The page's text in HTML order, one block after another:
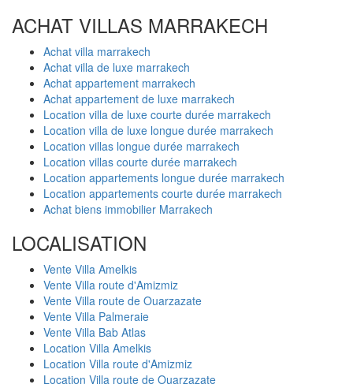
ACHAT VILLAS MARRAKECH
Achat villa marrakech
Achat villa de luxe marrakech
Achat appartement marrakech
Achat appartement de luxe marrakech
Location villa de luxe courte durée marrakech
Location villa de luxe longue durée marrakech
Location villas longue durée marrakech
Location villas courte durée marrakech
Location appartements longue durée marrakech
Location appartements courte durée marrakech
Achat biens immobilier Marrakech
LOCALISATION
Vente Villa Amelkis
Vente Villa route d'Amizmiz
Vente Villa route de Ouarzazate
Vente Villa Palmeraie
Vente Villa Bab Atlas
Location Villa Amelkis
Location Villa route d'Amizmiz
Location Villa route de Ouarzazate